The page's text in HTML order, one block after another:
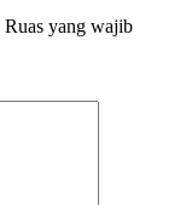
Ruas yang wajib